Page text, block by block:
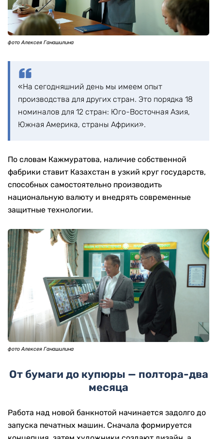
фото Алексея Ганашилина
«На сегодняшний день мы имеем опыт
производства для других стран. Это порядка 18
номиналов для 12 стран: Юго-Восточная Азия,
Южная Америка, страны Африки».
По словам Кажмуратова, наличие собственной
фабрики ставит Казахстан в узкий круг государств,
способных самостоятельно производить
национальную валюту и внедрять современные
защитные технологии.
фото Алексея Ганашилина
От бумаги до купюры — полтора-два
месяца
Работа над новой банкнотой начинается задолго до
запуска печатных машин. Сначала формируется